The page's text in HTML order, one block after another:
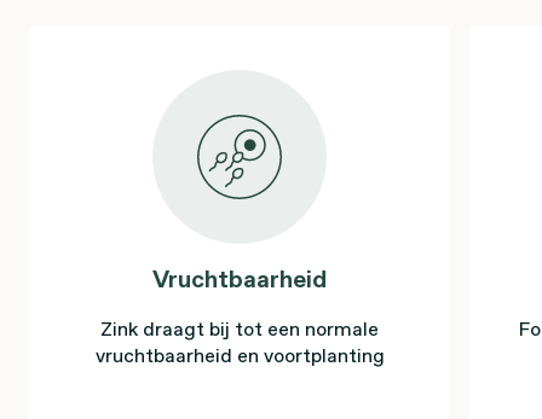
Vruchtbaarheid
Zink draagt bij tot een normale
vruchtbaarheid en voortplanting